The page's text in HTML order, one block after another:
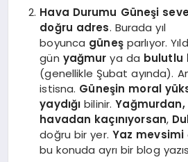
Hava Durumu Güneşi
doğru adres. Burada yıl
boyunca güneşparlıyor.
gün yağmur ya da bulutlu
(genellikle Şubat ayında).
istisna. Güneşin moral
yaydığı bilinir.
havadan kaçınıyorsan,
doğru bir yer. Yaz mevsimi
bu konuda ayrı bir blog